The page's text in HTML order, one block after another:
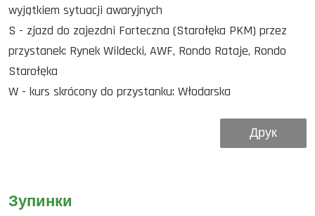
Зупинки
wyjątkiem sytuacji awaryjnych
S - zjazd do zajezdni Forteczna (Starołęka PKM) przez
przystanek: Rynek Wildecki, AWF, Rondo Rataje, Rondo
Starołęka
W - kurs skrócony do przystanku: Włodarska
Друк